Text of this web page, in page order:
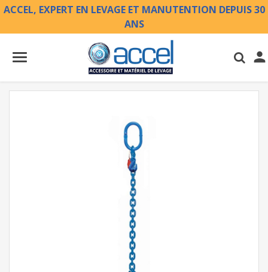
ACCEL, EXPERT EN LEVAGE ET MANUTENTION DEPUIS 30
ANS
